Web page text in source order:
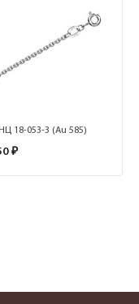
18-053-3 (Au 585)
₽